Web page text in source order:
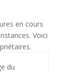
en cours
Voici
du